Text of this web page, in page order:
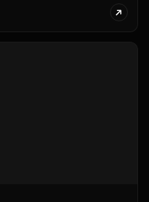
una agenda orientada a